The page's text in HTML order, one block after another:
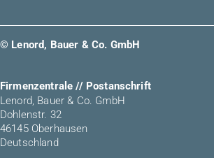
© Lenord, Bauer & Co. GmbH
Firmenzentrale // Postanschrift
Lenord, Bauer & Co. GmbH
Dohlenstr. 32
46145 Oberhausen
Deutschland